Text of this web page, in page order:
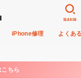
iPhone修理 よくあ
SEARCH
ちら